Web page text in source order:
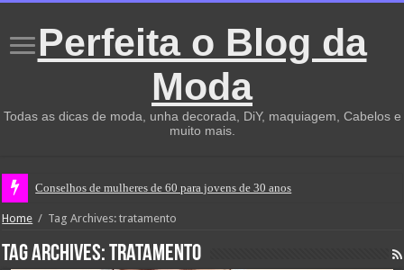
Perfeita o Blog da
Moda
Todas as dicas de moda, unha decorada, DiY, maquiagem, Cabelos e
muito mais.
Conselhos de mulheres de 60 para jovens de 30 anos
Home / Tag Archives: tratamento
Tag Archives:tratamento